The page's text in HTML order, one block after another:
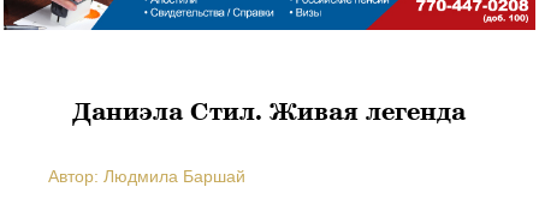
Даниэла Стил. Живая легенда
Автор: Людмила Баршай